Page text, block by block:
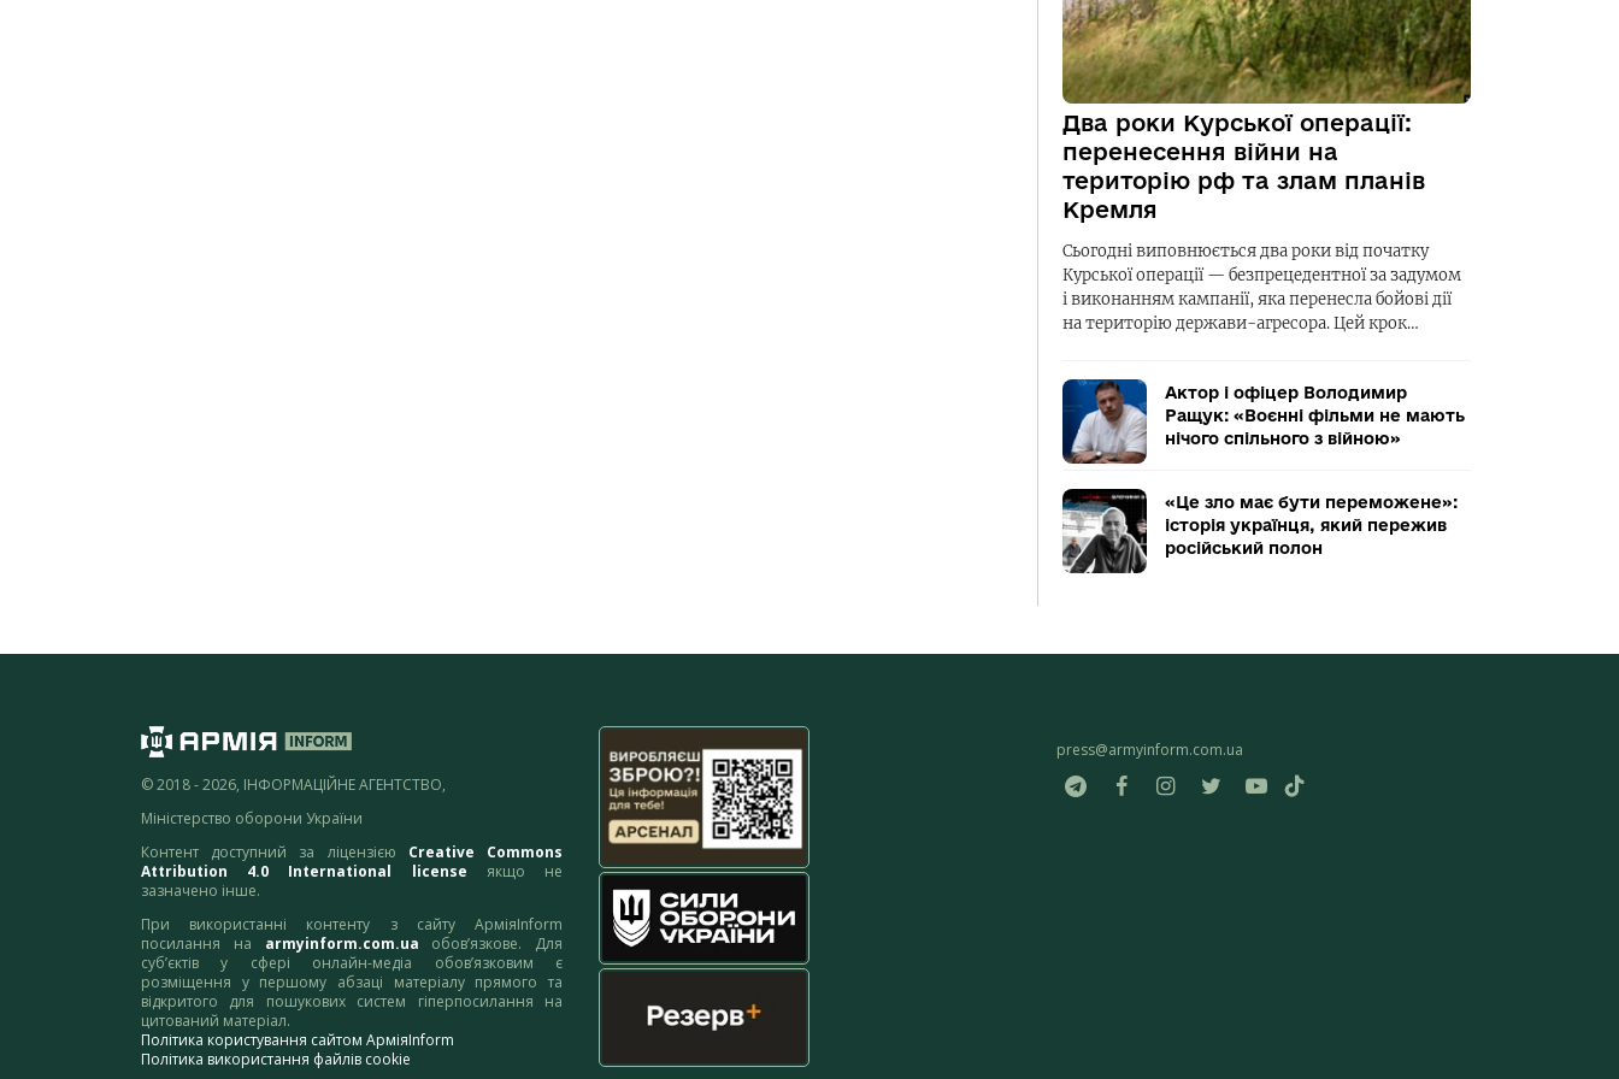
Два роки Курської операції:
перенесення війни на
територію рф та злам планів
Кремля
Сьогодні виповнюється два роки від початку
Курської операції — безпрецедентної за задумом
і виконанням кампанії, яка перенесла бойові дії
на територію держави-агресора. Цей крок…
Актор і офіцер Володимир
Ращук: «Воєнні фільми не мають
нічого спільного з війною»
«Це зло має бути переможене»:
історія українця, який пережив
російський полон
© 2018 - 2026, ІНФОРМАЦІЙНЕ АГЕНТСТВО,
Міністерство оборони України
Контент доступний за ліцензією Creative Commons
Attribution 4.0 International license якщо не
зазначено інше.
При використанні контенту з сайту АрміяInform
посилання на armyinform.com.ua обов’язкове. Для
суб’єктів у сфері онлайн-медіа обов’язковим є
розміщення у першому абзаці матеріалу прямого та
відкритого для пошукових систем гіперпосилання на
цитований матеріал.
Політика користування сайтом АрміяInform
Політика використання файлів cookie
press@armyinform.com.ua